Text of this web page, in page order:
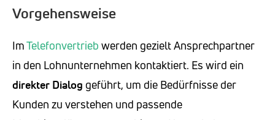
Vorgehensweise
ImTelefonvertrieb werden gezielt Ansprechpartner
in den Lohnunternehmen kontaktiert. Es wird ein
direkter Dialog geführt, um die Bedürfnisse der
Kunden zu verstehen und passende